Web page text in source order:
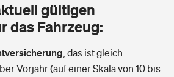
Geld bekomme ich im Alter?
Versicherer finden
gültigen
das Fahrzeug:
das ist gleich
Vorjahr (auf einer Skala von 10 bis